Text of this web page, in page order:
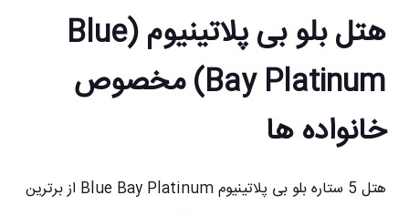
هتل بلو بی پلاتینیوم (Blue
Bay Platinum) مخصوص
خانواده ها
هتل 5 ستاره بلو بی پلاتینیوم Blue Bay Platinum از برترین